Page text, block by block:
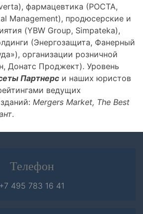
фармацевтика (РОСТА,
Management), продюсерские и
(YBW Group, Simpateka),
(Энергозащита, Фанерный
организации розничной
Донатс Проджект). Уровень
Партнерс и наших юристов
ведущих
Mergers Market, The Best
.
Телефон
+7 495 783 16 41